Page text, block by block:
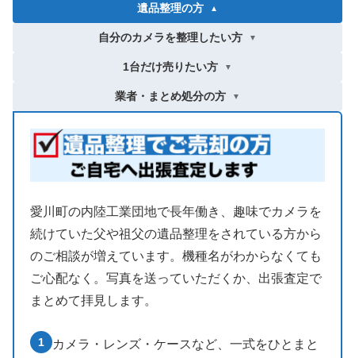
遺品整理の方 ▼
自分のカメラを整理したい方 ▼
1台だけ売りたい方 ▼
業者・まとめ処分の方 ▼
愛川町の内陸工業団地で長年働き、趣味でカメラを
続けていた父や祖父の遺品整理をされている方から
のご相談が増えています。機種名がわからなくても
ご心配なく。写真を送っていただくか、出張査定で
まとめて拝見します。
1
カメラ・レンズ・ケースなど、一式をひとまと